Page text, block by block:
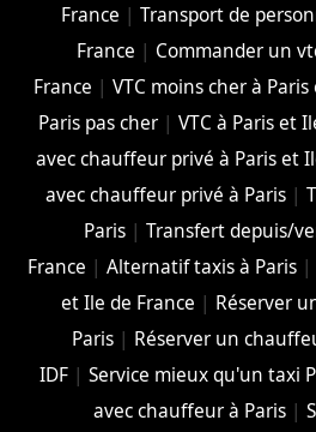
France | Transport de
France | Commander un
France |VTC moins cher à
Paris pas cher |VTC à Paris et
avec chauffeur privé à Paris et
avec chauffeur privé à Paris|
Paris| Transfert depuis/
France |Alternatif taxis à Paris
et Ile de France | Réserver
Paris | Réserver un
IDF |Service mieux qu'un taxi
avec chauffeur à Paris|